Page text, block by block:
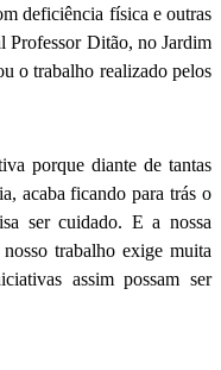
deficiência física e outras
Professor Ditão, no Jardim
o trabalho realizado pelos
porque diante de tantas
acaba ficando para trás o
ser cuidado. E a nossa
trabalho exige muita
assim possam ser